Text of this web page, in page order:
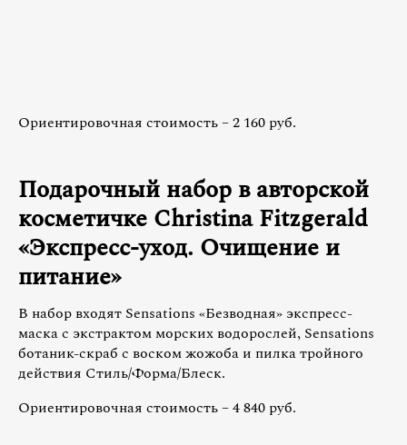
Ориентировочная стоимость – 2 160 руб.
Подарочный набор в авторской
косметичке Christina Fitzgerald
«Экспресс-уход. Очищение и
питание»
В набор входят Sensations «Безводная» экспресс-
маска с экстрактом морских водорослей, Sensations
ботаник-скраб с воском жожоба и пилка тройного
действия Стиль/Форма/Блеск.
Ориентировочная стоимость – 4 840 руб.